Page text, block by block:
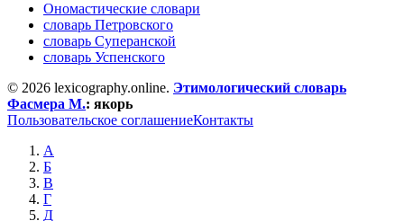
Ономастические словари
словарь Петровского
словарь Суперанской
словарь Успенского
© 2026 lexicography.online. Этимологический словарь
Фасмера М.: якорь
Пользовательское соглашениеКонтакты
А
Б
В
Г
Д